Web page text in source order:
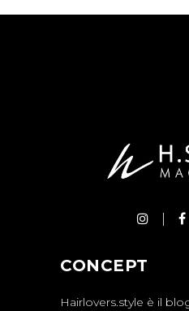
CONCEPT
Hairlovers.style è il